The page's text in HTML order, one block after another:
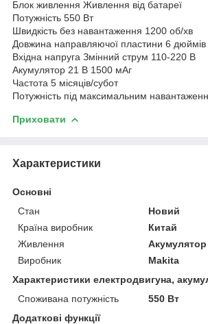
Блок живлення Живлення від батареї
Потужність 550 Вт
Швидкість без навантаження 1200 об/хв
Довжина направляючої пластини 6 дюймів
Вхідна напруга Змінний струм 110-220 В
Акумулятор 21 В 1500 мАг
Частота 5 місяців/субот
Потужність під максимальним
Приховати
Характеристики
Основні
Стан
Новий
Країна виробник
Китай
Живлення
Акумулятор
Виробник
Makita
Характеристики електродвигуна,
Споживана потужність
550 Вт
Додаткові функції